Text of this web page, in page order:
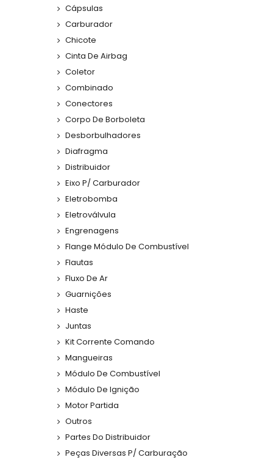
Cápsulas
Carburador
Chicote
Cinta De Airbag
Coletor
Combinado
Conectores
Corpo De Borboleta
Desborbulhadores
Diafragma
Distribuidor
Eixo P/ Carburador
Eletrobomba
Eletroválvula
Engrenagens
Flange Módulo De Combustível
Flautas
Fluxo De Ar
Guarnições
Haste
Juntas
Kit Corrente Comando
Mangueiras
Módulo De Combustível
Módulo De Ignição
Motor Partida
Outros
Partes Do Distribuidor
Peças Diversas P/ Carburação